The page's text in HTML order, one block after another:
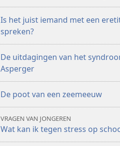
Is het juist iemand met een
spreken?
De uitdagingen van het
Asperger
De poot van een zeemeeuw
VRAGEN VAN JONGEREN
Wat kan ik tegen stress op